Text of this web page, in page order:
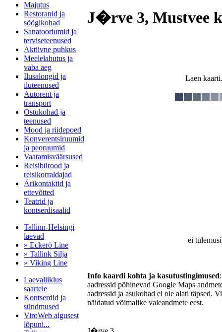
Majutus
Restoranid ja
söögikohad
Sanatooriumid ja
terviseteenused
Aktiivne puhkus
Meelelahutus ja
vaba aeg
Ilusalongid ja
iluteenused
Autorent ja
transport
Ostukohad ja
teenused
Mood ja riidepoed
Konverentsiruumid
ja peoruumid
Vaatamisväärsused
Reisibürood ja
reisikorraldajad
Ärikontaktid ja
ettevõtted
Teatrid ja
kontserdisaalid
Tallinn-Helsingi
laevad
» Eckerö Line
» Tallink Silja
» Viking Line
Laevaliiklus
saartele
Kontserdid ja
sündmused
ViroWeb algusest
lõpuni...
J�rve 3, Mustvee
Laen
ei
Info kaardi kohta ja kasutustingimused
aadressid põhinevad Google Maps
aadressid ja asukohad ei ole alati täpsed.
näidatud võimalike valeandmete eest.